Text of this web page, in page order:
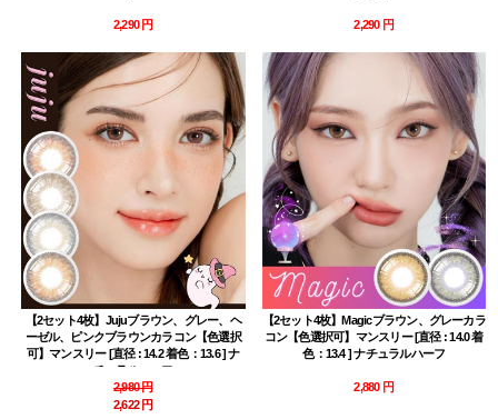
2,290 円 2,290 円
【2セット4枚】Jujuブラウン、グレー、ヘ
ーゼル、ピンクブラウンカラコン【色選択
可】マンスリー [直径 : 14.2 着色：13.6 ] ナ
チュラルハーフ
2,980 円
2,622 円
【2セット4枚】Magicブラウン、グレーカラ
コン【色選択可】マンスリー [直径 : 14.0 着
色：13.4 ] ナチュラルハーフ
2,880 円